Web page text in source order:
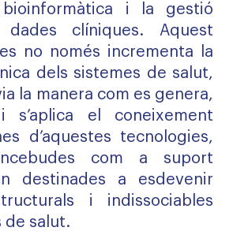
i la gestió
dades clíniques. Aquest
no només incrementa la
dels sistemes de salut,
la manera com es genera,
s’aplica el coneixement
d’aquestes tecnologies,
com a suport
destinades a esdevenir
i indissociables
de salut.